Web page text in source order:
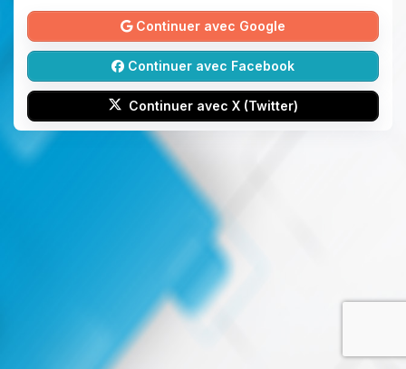
Continuer avec Google
Continuer avec Facebook
Continuer avec X (Twitter)